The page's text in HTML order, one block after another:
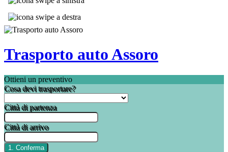
Trasporto auto Assoro
Ottieni un preventivo
Cosa devi trasportare?
Città di partenza
Città di arrivo